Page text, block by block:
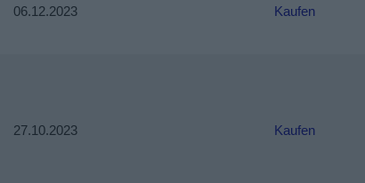
06.12.2023 Kaufen
27.10.2023 Kaufen